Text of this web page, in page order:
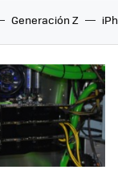
Generación Z